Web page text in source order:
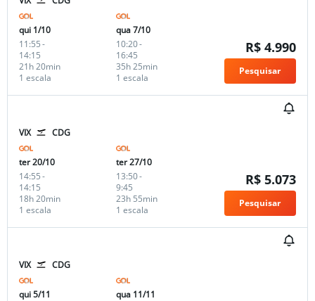
qui 1/10
11:55-
14:15
1 escala
21h 20min
qua 7/10
10:20-
16:45
1 escala
35h 25min
R$ 4.990
Pesquisar
VIX CDG
ter 20/10
14:55-
14:15
1 escala
18h 20min
ter 27/10
13:50-
9:45
1 escala
23h 55min
R$ 5.073
Pesquisar
VIX CDG
qui 5/11
qua 11/11